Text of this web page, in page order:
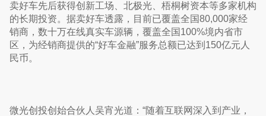
卖好车先后获得创新工场、北极光、梧桐树资本等多家机构
的长期投资。据卖好车透露，目前已覆盖全国80,000家经
销商，数十万在线真实车源辆，覆盖全国100%境内省市
区，为经销商提供的“好车金融”服务总额已达到150亿元人
民币。
微光创投创始合伙人吴宵光道：“随着互联网深入到产业，